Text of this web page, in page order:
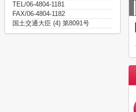
TEL/06-4804-1181
FAX/06-4804-1182
国土交通大臣 (4) 第8091号